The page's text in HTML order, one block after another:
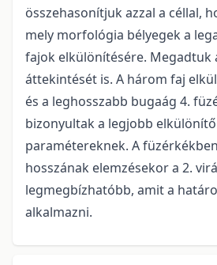
összehasonítjuk azzal a céllal,
mely morfológia bélyegek a
fajok elkülönítésére. Megadtuk
áttekintését is. A három faj
és a leghosszabb bugaág 4.
bizonyultak a legjobb
paramétereknek. A
hosszának elemzésekor a 2.
legmegbízhatóbb, amit a
alkalmazni.